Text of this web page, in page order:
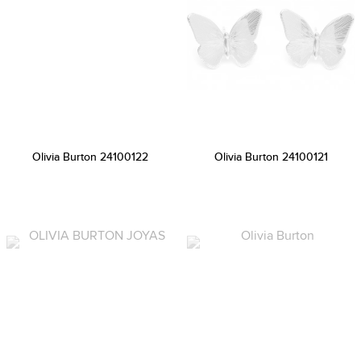
Olivia Burton 24100122 Olivia Burton 24100121